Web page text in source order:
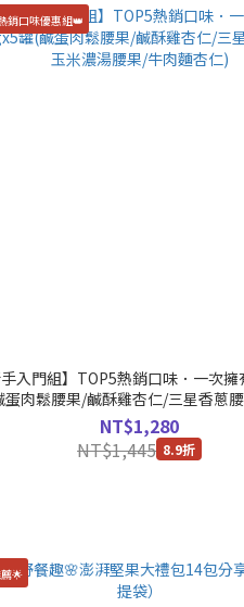
銷口味優惠組👑
手入門組】TOP5熱銷口味．一次
蛋肉鬆腰果/鹹酥雞杏仁/三星香蔥
湯腰果/牛肉麵杏仁)
NT$1,280
NT$1,445 8.9折
🌟